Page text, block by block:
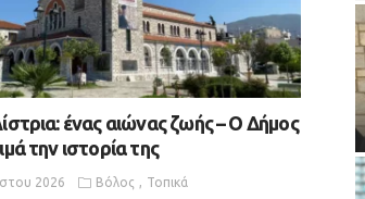
ένας αιώνας ζωής – Ο Δήμος
την ιστορία της
2026 Βόλος Τοπικά